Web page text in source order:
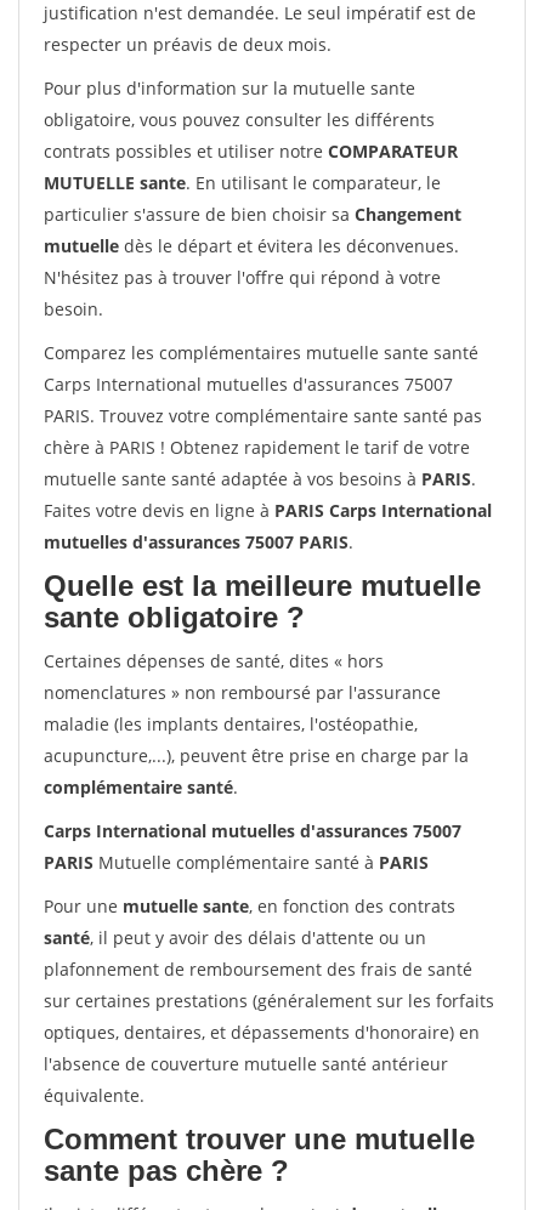
justification n'est demandée. Le seul impératif est de
respecter un préavis de deux mois.
Pour plus d'information sur la mutuelle sante
obligatoire, vous pouvez consulter les différents
contrats possibles et utiliser notre COMPARATEUR
MUTUELLE sante. En utilisant le comparateur, le
particulier s'assure de bien choisir sa Changement
mutuelle dès le départ et évitera les déconvenues.
N'hésitez pas à trouver l'offre qui répond à votre
besoin.
Comparez les complémentaires mutuelle sante santé
Carps International mutuelles d'assurances 75007
PARIS. Trouvez votre complémentaire sante santé pas
chère à PARIS ! Obtenez rapidement le tarif de votre
mutuelle sante santé adaptée à vos besoins à PARIS.
Faites votre devis en ligne à PARIS Carps International
mutuelles d'assurances 75007 PARIS.
Quelle est la meilleure mutuelle
sante obligatoire ?
Certaines dépenses de santé, dites « hors
nomenclatures » non remboursé par l'assurance
maladie (les implants dentaires, l'ostéopathie,
acupuncture,...), peuvent être prise en charge par la
complémentaire santé.
Carps International mutuelles d'assurances 75007
PARIS Mutuelle complémentaire santé à PARIS
Pour une mutuelle sante, en fonction des contrats
santé, il peut y avoir des délais d'attente ou un
plafonnement de remboursement des frais de santé
sur certaines prestations (généralement sur les forfaits
optiques, dentaires, et dépassements d'honoraire) en
l'absence de couverture mutuelle santé antérieur
équivalente.
Comment trouver une mutuelle
sante pas chère ?